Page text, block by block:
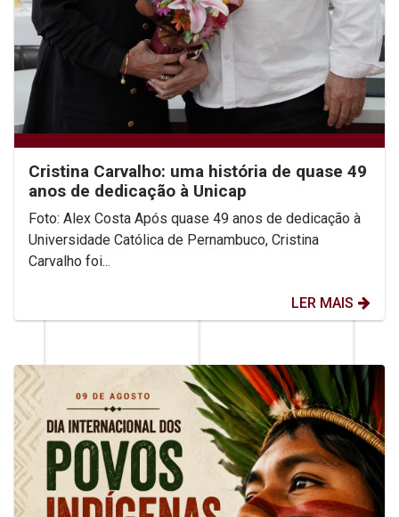
Cristina Carvalho: uma história de quase 49
anos de dedicação à Unicap
Foto: Alex Costa Após quase 49 anos de dedicação à
Universidade Católica de Pernambuco, Cristina
Carvalho foi...
LER MAIS